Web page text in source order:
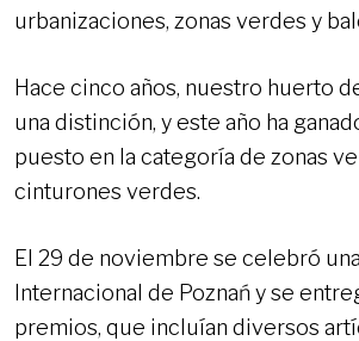
urbanizaciones, zonas verdes y
Hace cinco años, nuestro huerto
una distinción, y este año ha
puesto en la categoría de zonas
cinturones verdes.
El 29 de noviembre se celebró
Internacional de Poznań y se
premios, que incluían diversos